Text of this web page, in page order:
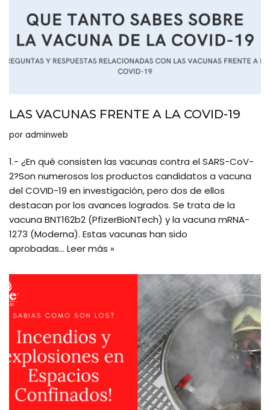
LAS VACUNAS FRENTE A LA COVID-19
por adminweb
1.- ¿En qué consisten las vacunas contra el SARS-CoV-
2?Son numerosos los productos candidatos a vacuna
del COVID-19 en investigación, pero dos de ellos
destacan por los avances logrados. Se trata de la
vacuna BNT162b2 (PfizerBioNTech) y la vacuna mRNA-
1273 (Moderna). Estas vacunas han sido
aprobadas… Leer más »